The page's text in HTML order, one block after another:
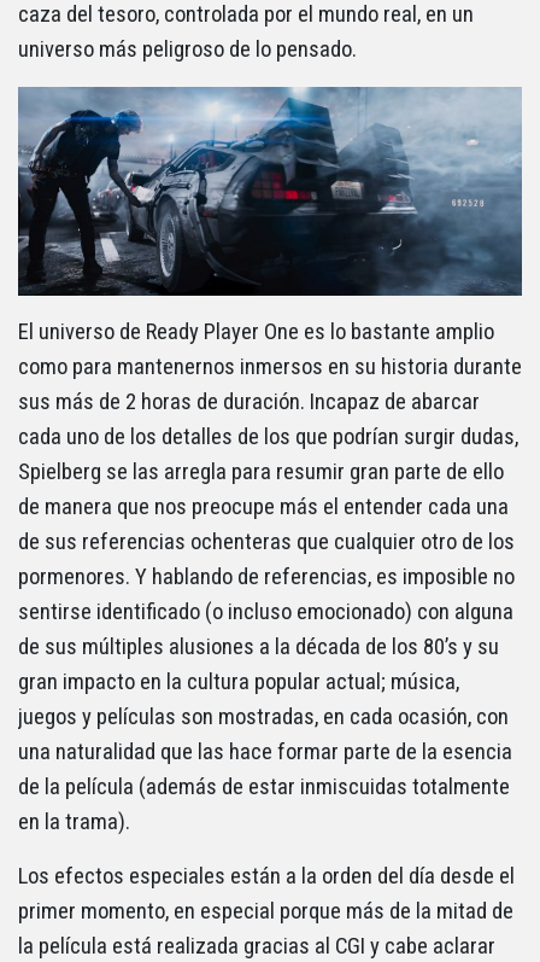
caza del tesoro, controlada por el mundo real, en un
universo más peligroso de lo pensado.
El universo de Ready Player One es lo bastante amplio
como para mantenernos inmersos en su historia durante
sus más de 2 horas de duración. Incapaz de abarcar
cada uno de los detalles de los que podrían surgir dudas,
Spielberg se las arregla para resumir gran parte de ello
de manera que nos preocupe más el entender cada una
de sus referencias ochenteras que cualquier otro de los
pormenores. Y hablando de referencias, es imposible no
sentirse identificado (o incluso emocionado) con alguna
de sus múltiples alusiones a la década de los 80’s y su
gran impacto en la cultura popular actual; música,
juegos y películas son mostradas, en cada ocasión, con
una naturalidad que las hace formar parte de la esencia
de la película (además de estar inmiscuidas totalmente
en la trama).
Los efectos especiales están a la orden del día desde el
primer momento, en especial porque más de la mitad de
la película está realizada gracias al CGI y cabe aclarar